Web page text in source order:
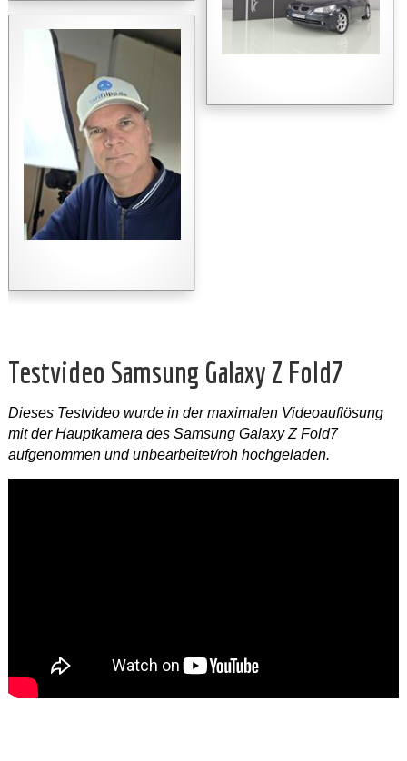
Testvideo Samsung Galaxy Z Fold7
Dieses Testvideo wurde in der maximalen Videoauflösung
mit der Hauptkamera des Samsung Galaxy Z Fold7
aufgenommen und unbearbeitet/roh hochgeladen.